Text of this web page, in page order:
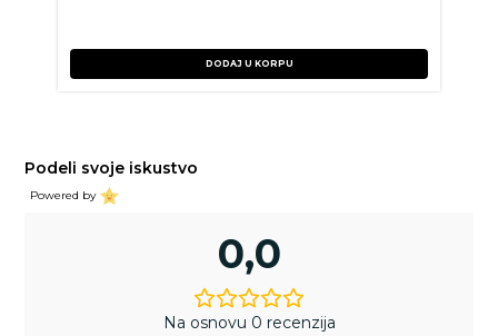
DODAJ U KORPU
Podeli svoje iskustvo
Powered by
0,0
Na osnovu 0 recenzija